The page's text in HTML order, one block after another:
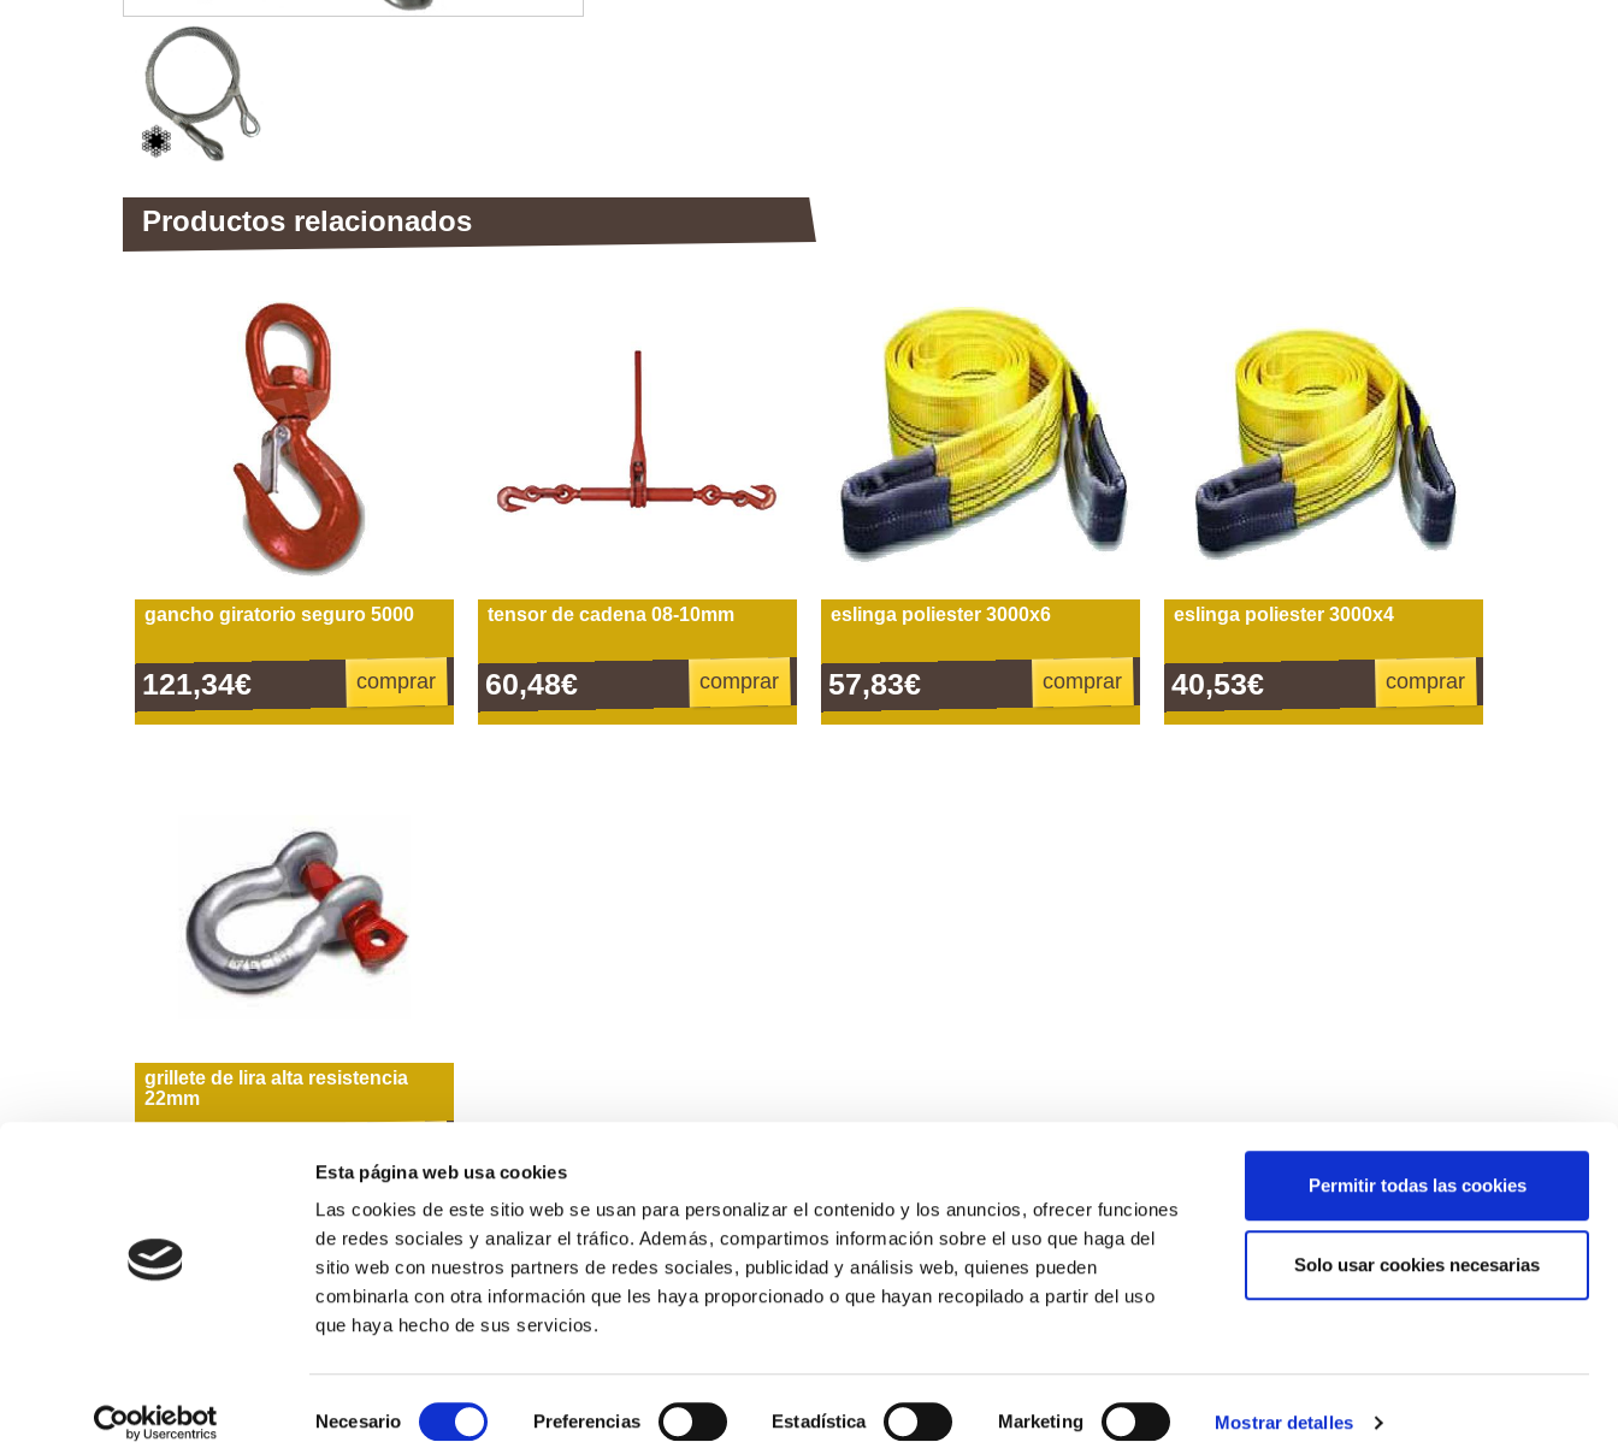
Esta página web usa cookies
Las cookies de este sitio web se usan para personalizar el contenido y los anuncios, ofrecer funciones
de redes sociales y analizar el tráfico. Además, compartimos información sobre el uso que haga del
sitio web con nuestros partners de redes sociales, publicidad y análisis web, quienes pueden
combinarla con otra información que les haya proporcionado o que hayan recopilado a partir del uso
que haya hecho de sus servicios.
de
Necesario Preferencias Estadística Marketing Mostrar detalles
Permitir todas las cookies
Solo usar cookies necesarias
Productos relacionados
gancho giratorio seguro 5000
121,34€ comprar
tensor de cadena 08-10mm
60,48€ comprar
eslinga poliester 3000x6
57,83€ comprar
eslinga poliester 3000x4
40,53€ comprar
grillete de lira alta resistencia
22mm
Gastos de envío gratis
para compras superiores a 120 €
¿Quieres estar siempre informado?
974 311 109
Horario de atención al público: de lunes a viernes de 9 a 19 h.